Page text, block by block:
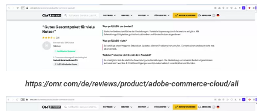
https://omr.com/de/reviews/product/adobe-commerce-cloud/all